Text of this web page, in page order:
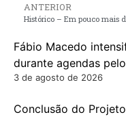
ANTERIOR
Fábio Macedo
durante agendas
3 de agosto de 2026
Conclusão do